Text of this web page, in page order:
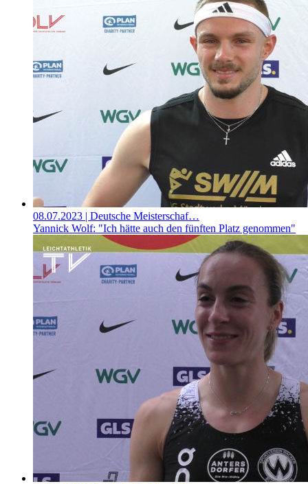
08.07.2023 | Deutsche Meisterschaf…
Yannick Wolf: "Ich hätte auch den fünften Platz genommen"